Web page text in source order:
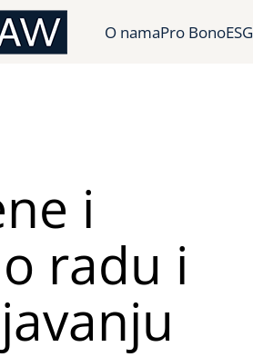
O namaPro BonoESG
i
radu i